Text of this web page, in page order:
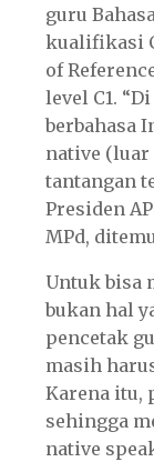
guru
kualifikasi
of
level C1.
berbahasa
native (luar
tantangan
Presiden
MPd,
Untuk bisa
bukan hal
pencetak
masih
Karena itu,
sehingga
native